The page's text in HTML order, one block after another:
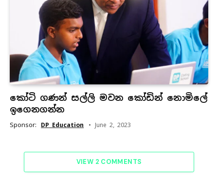
කෝටි ගණන් සල්ලි මවන කෝඩින් නොමිලේ
ඉගෙනගන්න
Sponsor: DP Education June 2, 2023
VIEW 2 COMMENTS